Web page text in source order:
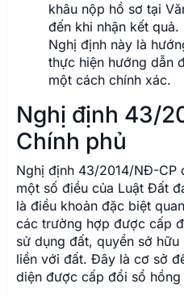
khâu nộp hồ sơ tại
đến khi nhận kết quả.
Nghị định này là
thực hiện hướng dẫn
một cách chính xác.
Nghị định 43/
Chính phủ
Nghị định 43/2014/NĐ-CP
một số điều của Luật Đất
là điều khoản đặc biệt
các trường hợp được cấp
sử dụng đất, quyền sở
liền với đất. Đây là cơ sở
diện được cấp đổi sổ